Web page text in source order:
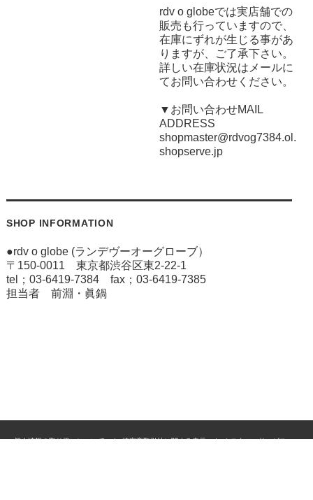
rdv o globeでは実店舗での
販売も行っていますので、
在庫にずれが生じる事があ
りますが、ご了承下さい。
詳しい在庫状況はメールに
てお問い合わせください。
▼お問い合わせMAIL
ADDRESS
shopmaster@rdvog7384.ol.
shopserve.jp
SHOP INFORMATION
●rdv o globe (ランデヴーオーグローブ）
〒150-0011 東京都渋谷区東2-22-1
tel；03-6419-7384 fax；03-6419-7385
担当者 前淵・眞鍋
個人情報の取り扱いについて 特定商取引法に関する表示
カスタマーサービス